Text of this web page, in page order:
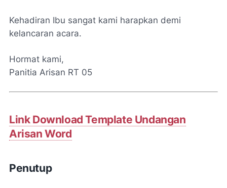
Kehadiran Ibu sangat kami harapkan demi
kelancaran acara.
Hormat kami,
Panitia Arisan RT 05
Link Download Template Undangan
Arisan Word
Penutup